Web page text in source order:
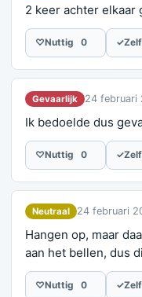
2 keer achter elkaar
♡Nuttig 0 ✓
Gevaarlijk 24 februari
Ik bedoelde dus
♡Nuttig 0 ✓
Neutraal 24 februari
Hangen op, maar
aan het bellen, dus
♡Nuttig 0 ✓